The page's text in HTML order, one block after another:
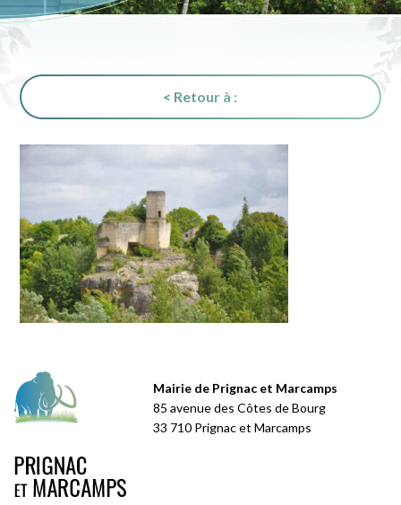
< Retour à :
Mairie de Prignac et Marcamps
85 avenue des Côtes de Bourg
33 710 Prignac et Marcamps